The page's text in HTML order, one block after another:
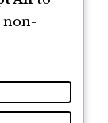
non-